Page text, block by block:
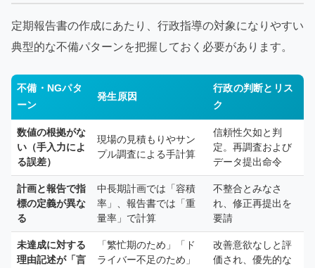
定期報告書の作成にあたり、行政指導の対象になりやすい
典型的な不備パターンを把握しておく必要があります。
不備・NGパタ
ーン
発生原因
行政の判断とリス
ク
数値の根拠がな
い（手入力によ
る誤差）
現場の見積もりやサン
プル調査による手計算
信頼性欠如と判
定。再調査および
データ提出命令
計画と報告で指
標の定義が異な
る
中長期計画では「容積
率」、報告書では「重
量率」で計算
不整合とみなさ
れ、修正再提出を
要請
未達成に対する
理由記述が「言
「繁忙期のため」「ド
ライバー不足のため」
改善意欲なしと評
価され、優先的な